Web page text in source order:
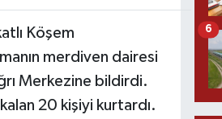
Köşem
merdiven dairesi
Merkezine bildirdi.
20 kişiyi kurtardı.
6